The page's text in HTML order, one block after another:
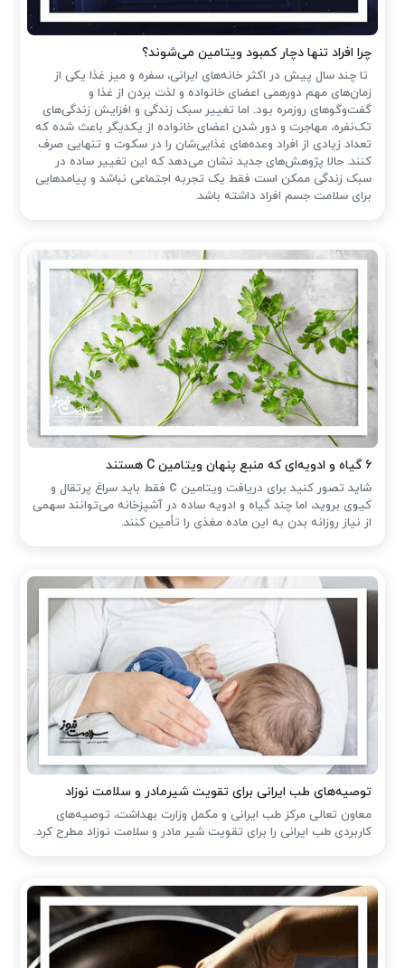
چرا افراد تنها دچار کمبود ویتامین می‌شوند؟
تا چند سال پیش در اکثر خانه‌های ایرانی، سفره و میز غذا یکی از
زمان‌های مهم دورهمی اعضای خانواده و لذت بردن از غذا و
گفت‌وگوهای روزمره بود. اما تغییر سبک زندگی و افزایش زندگی‌های
تک‌نفره، مهاجرت و دور شدن اعضای خانواده از یکدیگر باعث شده که
تعداد زیادی از افراد وعده‌های غذایی‌شان را در سکوت و تنهایی صرف
کنند. حالا پژوهش‌های جدید نشان می‌دهد که این تغییر ساده در
سبک زندگی ممکن است فقط یک تجربه اجتماعی نباشد و پیامدهایی
برای سلامت جسم افراد داشته باشد.
۶ گیاه و ادویه‌ای که منبع پنهان ویتامین C هستند
شاید تصور کنید برای دریافت ویتامین C فقط باید سراغ پرتقال و
کیوی بروید، اما چند گیاه و ادویه ساده در آشپزخانه می‌توانند سهمی
از نیاز روزانه بدن به این ماده مغذی را تأمین کنند.
توصیه‌های طب ایرانی برای تقویت شیرمادر و سلامت نوزاد
معاون تعالی مرکز طب ایرانی و مکمل وزارت بهداشت، توصیه‌های
کاربردی طب ایرانی را برای تقویت شیر مادر و سلامت نوزاد مطرح کرد.